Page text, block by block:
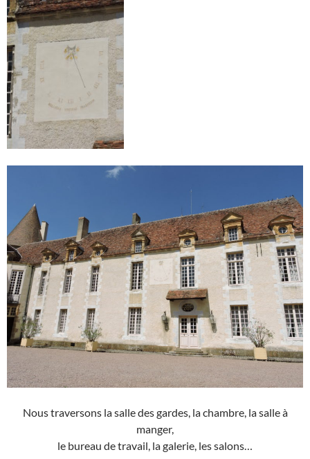
Nous traversons la salle des gardes, la chambre, la salle à
manger,
le bureau de travail, la galerie, les salons…